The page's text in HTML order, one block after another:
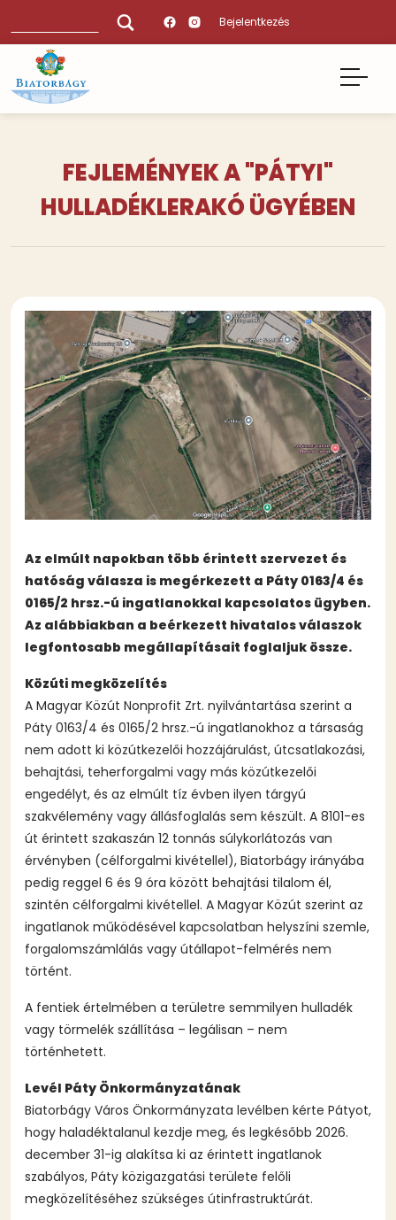
tartalomra
Bejelentkezés
FEJLEMÉNYEK A "PÁTYI"
HULLADÉKLERAKÓ ÜGYÉBEN
Az elmúlt napokban több érintett szervezet és
hatóság válasza is megérkezett a Páty 0163/4 és
0165/2 hrsz.-ú ingatlanokkal kapcsolatos ügyben.
Az alábbiakban a beérkezett hivatalos válaszok
legfontosabb megállapításait foglaljuk össze.
Közúti megközelítés
A Magyar Közút Nonprofit Zrt. nyilvántartása szerint a
Páty 0163/4 és 0165/2 hrsz.-ú ingatlanokhoz a társaság
nem adott ki közútkezelői hozzájárulást, útcsatlakozási,
behajtási, teherforgalmi vagy más közútkezelői
engedélyt, és az elmúlt tíz évben ilyen tárgyú
szakvélemény vagy állásfoglalás sem készült. A 8101-es
út érintett szakaszán 12 tonnás súlykorlátozás van
érvényben (célforgalmi kivétellel), Biatorbágy irányába
pedig reggel 6 és 9 óra között behajtási tilalom él,
szintén célforgalmi kivétellel. A Magyar Közút szerint az
ingatlanok működésével kapcsolatban helyszíni szemle,
forgalomszámlálás vagy útállapot-felmérés nem
történt.
A fentiek értelmében a területre semmilyen hulladék
vagy törmelék szállítása – legálisan – nem
történhetett.
Levél Páty Önkormányzatának
Biatorbágy Város Önkormányzata levélben kérte Pátyot,
hogy haladéktalanul kezdje meg, és legkésőbb 2026.
december 31-ig alakítsa ki az érintett ingatlanok
szabályos, Páty közigazgatási területe felőli
megközelítéséhez szükséges útinfrastruktúrát.